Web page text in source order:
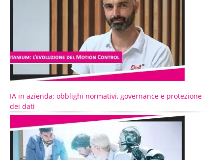
IA in azienda: obblighi normativi, governance e protezione
dei dati